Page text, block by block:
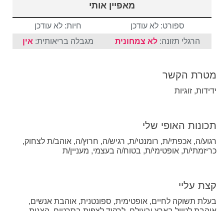
מאפיין אותי
ספורט: לא עודכן
חיות: לא עודכן
הרגלי תזונה: לא צמחונית מגבלה בריאותית: אין
מטרת הקשר
ידידות, זוגיות
תכונות האופי שלי
רגוע/ה, אכפתי/ת, רומנטי/ת, רגיש/ה, חרוץ/ה, אוהב/ת לצחוק,
כריזמתי/ת, אופטימי/ת, בטוח/ה בעצמי, מעניין/ת
קצת עליי
בעלת תשוקה לחיים, אופטימית, ספונטנית, אוהבת אנשים,